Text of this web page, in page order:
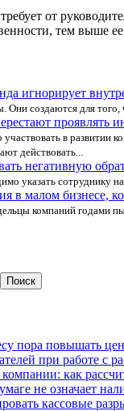
от
тем выше
игнорирует
создаются для того,
проявлять
участвовать в
действовать...
негативную
указать сотруднику
в малом бизнесе,
компаний годами
пора повышать
при работе с
как
не означает
кассовые